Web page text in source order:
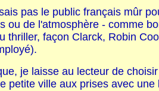
pas le public français mûr
de l'atmosphère - comme
façon Clarck, Robin
je laisse au lecteur de
petite ville aux prises avec